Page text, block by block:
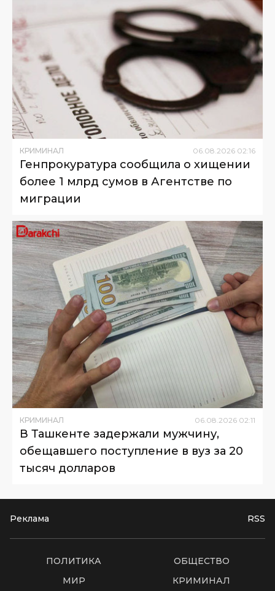
КРИМИНАЛ 06 08 2026 02:16
Генпрокуратура сообщила о хищении
более 1 млрд сумов в Агентстве по
миграции
КРИМИНАЛ 06 08 2026 02:11
В Ташкенте задержали мужчину,
обещавшего поступление в вуз за 20
тысяч долларов
Реклама RSS
ПОЛИТИКА
ОБЩЕСТВО
МИР
КРИМИНАЛ